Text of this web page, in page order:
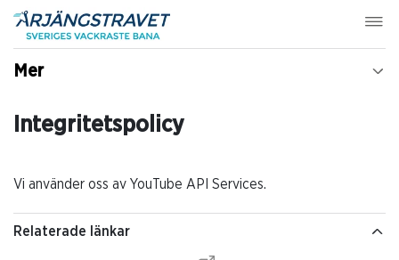
Mer
Integritetspolicy
Vi använder oss av YouTube API Services.
Relaterade länkar